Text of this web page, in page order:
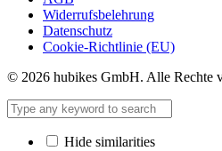
Widerrufsbelehrung
Datenschutz
Cookie-Richtlinie (EU)
© 2026 hubikes GmbH. Alle Rechte
Hide similarities